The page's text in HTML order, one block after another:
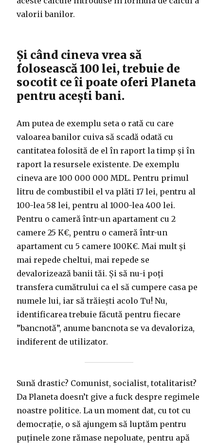
valorii banilor.
Și când cineva vrea să
folosească 100 lei, trebuie de
socotit ce îi poate oferi Planeta
pentru acești bani.
Am putea de exemplu seta o rată cu care
valoarea banilor cuiva să scadă odată cu
cantitatea folosită de el în raport la timp și în
raport la resursele existente. De exemplu
cineva are 100 000 000 MDL. Pentru primul
litru de combustibil el va plăti 17 lei, pentru al
100-lea 58 lei, pentru al 1000-lea 400 lei.
Pentru o cameră într-un apartament cu 2
camere 25 K€, pentru o cameră într-un
apartament cu 5 camere 100K€. Mai mult și
mai repede cheltui, mai repede se
devalorizează banii tăi. Și să nu-i poți
transfera cumătrului ca el să cumpere casa pe
numele lui, iar să trăiești acolo Tu! Nu,
identificarea trebuie făcută pentru fiecare
”bancnotă”, anume bancnota se va devaloriza,
indiferent de utilizator.
Sună drastic? Comunist, socialist, totalitarist?
Da Planeta doesn’t give a fuck despre regimele
noastre politice. La un moment dat, cu tot cu
democrație, o să ajungem să luptăm pentru
puținele zone rămase nepoluate, pentru apă